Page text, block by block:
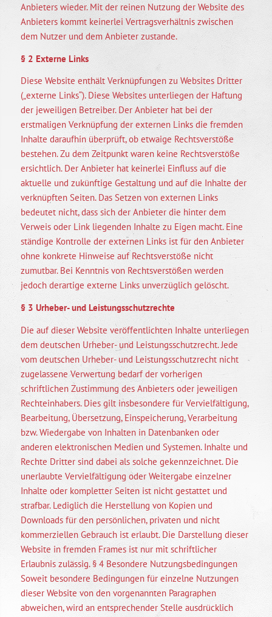
Anbieters wieder. Mit der reinen Nutzung der Website des
Anbieters kommt keinerlei Vertragsverhältnis zwischen
dem Nutzer und dem Anbieter zustande.
§ 2 Externe Links
Diese Website enthält Verknüpfungen zu Websites Dritter
(„externe Links“). Diese Websites unterliegen der Haftung
der jeweiligen Betreiber. Der Anbieter hat bei der
erstmaligen Verknüpfung der externen Links die fremden
Inhalte daraufhin überprüft, ob etwaige Rechtsverstöße
bestehen. Zu dem Zeitpunkt waren keine Rechtsverstöße
ersichtlich. Der Anbieter hat keinerlei Einfluss auf die
aktuelle und zukünftige Gestaltung und auf die Inhalte der
verknüpften Seiten. Das Setzen von externen Links
bedeutet nicht, dass sich der Anbieter die hinter dem
Verweis oder Link liegenden Inhalte zu Eigen macht. Eine
ständige Kontrolle der externen Links ist für den Anbieter
ohne konkrete Hinweise auf Rechtsverstöße nicht
zumutbar. Bei Kenntnis von Rechtsverstößen werden
jedoch derartige externe Links unverzüglich gelöscht.
§ 3 Urheber- und Leistungsschutzrechte
Die auf dieser Website veröffentlichten Inhalte unterliegen
dem deutschen Urheber- und Leistungsschutzrecht. Jede
vom deutschen Urheber- und Leistungsschutzrecht nicht
zugelassene Verwertung bedarf der vorherigen
schriftlichen Zustimmung des Anbieters oder jeweiligen
Rechteinhabers. Dies gilt insbesondere für Vervielfältigung,
Bearbeitung, Übersetzung, Einspeicherung, Verarbeitung
bzw. Wiedergabe von Inhalten in Datenbanken oder
anderen elektronischen Medien und Systemen. Inhalte und
Rechte Dritter sind dabei als solche gekennzeichnet. Die
unerlaubte Vervielfältigung oder Weitergabe einzelner
Inhalte oder kompletter Seiten ist nicht gestattet und
strafbar. Lediglich die Herstellung von Kopien und
Downloads für den persönlichen, privaten und nicht
kommerziellen Gebrauch ist erlaubt. Die Darstellung dieser
Website in fremden Frames ist nur mit schriftlicher
Erlaubnis zulässig. § 4 Besondere Nutzungsbedingungen
Soweit besondere Bedingungen für einzelne Nutzungen
dieser Website von den vorgenannten Paragraphen
abweichen, wird an entsprechender Stelle ausdrücklich